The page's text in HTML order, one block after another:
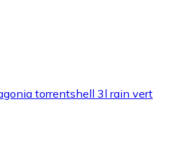
torrentshell 3l rain vert